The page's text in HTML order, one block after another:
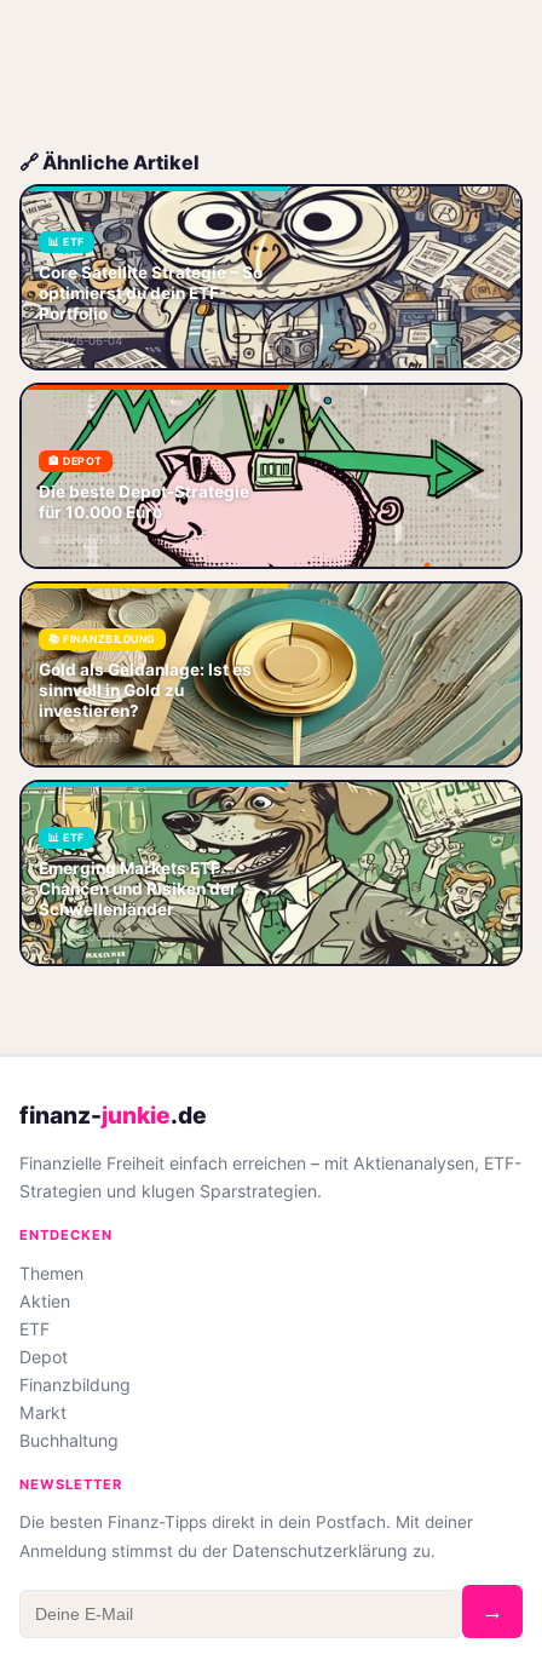
🔗 Ähnliche Artikel
📊 ETF
Core Satellite Strategie – So
optimierst du dein ETF-
Portfolio
📅 2026-06-04
Core Satellite Strategie – So
optimierst du dein ETF-Portfolio
Dein ETF-Portfolio läuft, aber du
willst mehr? Du hast da
🏦 DEPOT
Die beste Depot-Strategie
für 10.000 Euro
📅 2026-06-18
Die beste Depot-Strategie für
10.000 Euro – So legst du jetzt
richtig los Stell dir vor: Du hast
10.000 Euro auf der ho
📚 FINANZBILDUNG
Gold als Geldanlage: Ist es
sinnvoll in Gold zu
investieren?
📅 2026-06-13
Gold als Geldanlage 2026:
Goldpreis bei 3.200+,
Zentralbanken kaufen,
Zinswende. Portfolio-Allokation
5-15%, ETFs oder B
📊 ETF
Emerging Markets ETF –
Chancen und Risiken der
Schwellenländer
📅 2026-06-04
Emerging Markets ETF –
Chancen und Risiken der
Schwellenländer Du schaust auf
dein Depot und es gähnt dich
an? Alles vol
finanz-junkie.de
Finanzielle Freiheit einfach erreichen – mit Aktienanalysen, ETF-
Strategien und klugen Sparstrategien.
ENTDECKEN
Themen
Aktien
ETF
Depot
Finanzbildung
Markt
Buchhaltung
NEWSLETTER
Die besten Finanz-Tipps direkt in dein Postfach. Mit deiner
Anmeldung stimmst du der Datenschutzerklärung zu.
→